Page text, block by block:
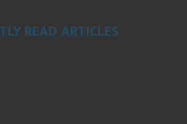
READ ARTICLES